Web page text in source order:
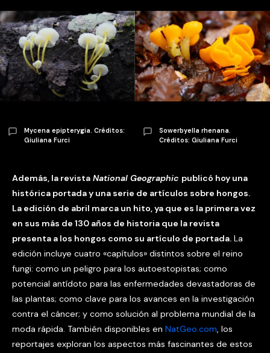
Mycena epipterygia. Créditos:
Giuliana Furci
Sowerbyella rhenana.
Créditos: Giuliana Furci
Además, la revista National Geographic publicó hoy una
histórica portada y una serie de artículos sobre hongos.
La edición de abril marca un hito, ya que es la primera vez
en sus más de 130 años de historia que la revista
presenta a los hongos como su artículo de portada. La
edición incluye cuatro «capítulos» distintos sobre el reino
fungi: como un peligro para los autoestopistas; como
potencial antídoto para las enfermedades devastadoras de
las plantas; como clave para los avances en la investigación
contra el cáncer; y como solución al problema mundial de la
moda rápida. También disponibles en NatGeo.com, los
reportajes exploran los aspectos más fascinantes de estos